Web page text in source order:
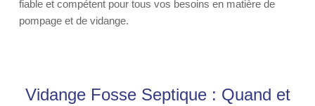
fiable et compétent pour tous vos besoins en matière de
pompage et de vidange.
Vidange Fosse Septique : Quand et